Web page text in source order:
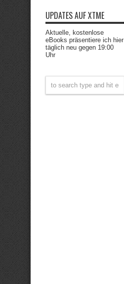
UPDATES AUF XTME
Aktuelle, kostenlose
eBooks präsentiere ich hier
täglich neu gegen 19:00
Uhr